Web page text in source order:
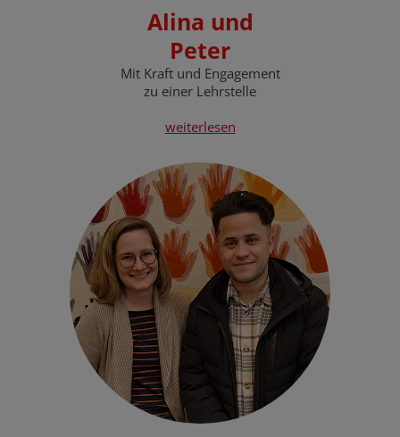
Alina und
Peter
Mit Kraft und Engagement
zu einer Lehrstelle
weiterlesen